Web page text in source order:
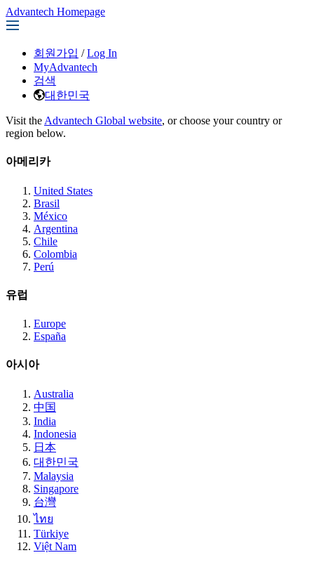
Advantech Homepage
회원가입 / Log In
MyAdvantech
검색
대한민국
Visit the Advantech Global website, or choose your country or
region below.
아메리카
United States
Brasil
México
Argentina
Chile
Colombia
Perú
유럽
Europe
España
아시아
Australia
中国
India
Indonesia
日本
대한민국
Malaysia
Singapore
台灣
ไทย
Türkiye
Việt Nam